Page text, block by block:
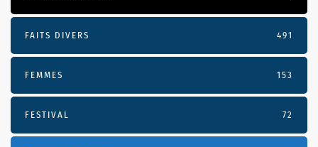
FAITS DIVERS 491
FEMMES 153
FESTIVAL 72